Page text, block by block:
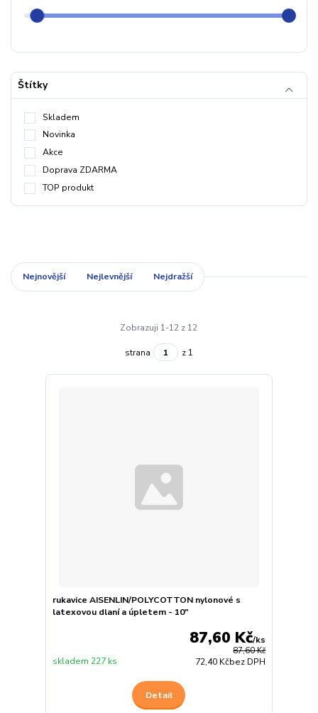
Štítky
Skladem
Novinka
Akce
Doprava ZDARMA
TOP produkt
Nejnovější Nejlevnější Nejdražší
Zobrazuji 1-12 z 12
strana z 1
rukavice AISENLIN/POLYCOTTON nylonové s
latexovou dlaní a úpletem - 10"
87,60 Kč
87,60 Kč/ks
72,40 Kčbez DPH
skladem 227 ks
Detail